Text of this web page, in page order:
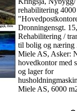
rehabilitering
Dronningensgt.
Rehabilitering /
til bolig og næring
Miele AS, Asker:
hovedkontor med
og lager for
Miele AS, 6000